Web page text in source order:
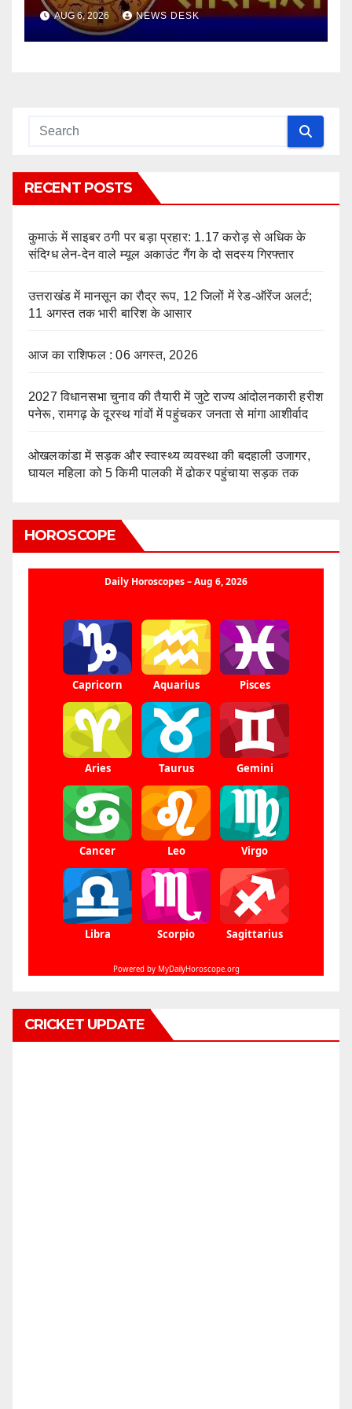
AUG 6, 2026 NEWS DESK
RECENT POSTS
कुमाऊं में साइबर ठगी पर बड़ा प्रहार: 1.17 करोड़ से अधिक के
संदिग्ध लेन-देन वाले म्यूल अकाउंट गैंग के दो सदस्य गिरफ्तार
उत्तराखंड में मानसून का रौद्र रूप, 12 जिलों में रेड-ऑरेंज अलर्ट;
11 अगस्त तक भारी बारिश के आसार
आज का राशिफल : 06 अगस्त, 2026
2027 विधानसभा चुनाव की तैयारी में जुटे राज्य आंदोलनकारी हरीश
पनेरू, रामगढ़ के दूरस्थ गांवों में पहुंचकर जनता से मांगा आशीर्वाद
ओखलकांडा में सड़क और स्वास्थ्य व्यवस्था की बदहाली उजागर,
घायल महिला को 5 किमी पालकी में ढोकर पहुंचाया सड़क तक
HOROSCOPE
CRICKET UPDATE